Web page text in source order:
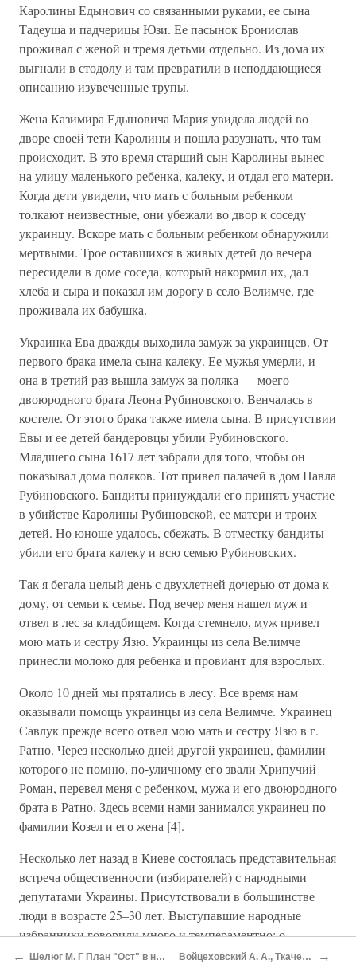
Каролины Едынович со связанными руками, ее сына
Тадеуша и падчерицы Юзи. Ее пасынок Бронислав
проживал с женой и тремя детьми отдельно. Из дома их
выгнали в стодолу и там превратили в неподдающиеся
описанию изувеченные трупы.
Жена Казимира Едыновича Мария увидела людей во
дворе своей тети Каролины и пошла разузнать, что там
происходит. В это время старший сын Каролины вынес
на улицу маленького ребенка, калеку, и отдал его матери.
Когда дети увидели, что мать с больным ребенком
толкают неизвестные, они убежали во двор к соседу
украинцу. Вскоре мать с больным ребенком обнаружили
мертвыми. Трое оставшихся в живых детей до вечера
пересидели в доме соседа, который накормил их, дал
хлеба и сыра и показал им дорогу в село Велимче, где
проживала их бабушка.
Украинка Ева дважды выходила замуж за украинцев. От
первого брака имела сына калеку. Ее мужья умерли, и
она в третий раз вышла замуж за поляка — моего
двоюродного брата Леона Рубиновского. Венчалась в
костеле. От этого брака также имела сына. В присутствии
Евы и ее детей бандеровцы убили Рубиновского.
Младшего сына 1617 лет забрали для того, чтобы он
показывал дома поляков. Тот привел палачей в дом Павла
Рубиновского. Бандиты принуждали его принять участие
в убийстве Каролины Рубиновской, ее матери и троих
детей. Но юноше удалось, сбежать. В отместку бандиты
убили его брата калеку и всю семью Рубиновских.
Так я бегала целый день с двухлетней дочерью от дома к
дому, от семьи к семье. Под вечер меня нашел муж и
отвел в лес за кладбищем. Когда стемнело, муж привел
мою мать и сестру Язю. Украинцы из села Велимче
принесли молоко для ребенка и провиант для взрослых.
Около 10 дней мы прятались в лесу. Все время нам
оказывали помощь украинцы из села Велимче. Украинец
Савлук прежде всего отвел мою мать и сестру Язю в г.
Ратно. Через несколько дней другой украинец, фамилии
которого не помню, по-уличному его звали Хрипучий
Роман, перевел меня с ребенком, мужа и его двоюродного
брата в Ратно. Здесь всеми нами занимался украинец по
фамилии Козел и его жена [4].
Несколько лет назад в Киеве состоялась представительная
встреча общественности (избирателей) с народными
депутатами Украины. Присутствовали в большинстве
люди в возрасте 25–30 лет. Выступавшие народные
избранники говорили много и темпераментно: о
"демократическом обустройстве Украины; о достигнутых
← Шелюг М. Г План "Ост" в нацистско-оуновском исполнении Войцеховский А. А., Ткаченко Г. С Геноцид против евреев →